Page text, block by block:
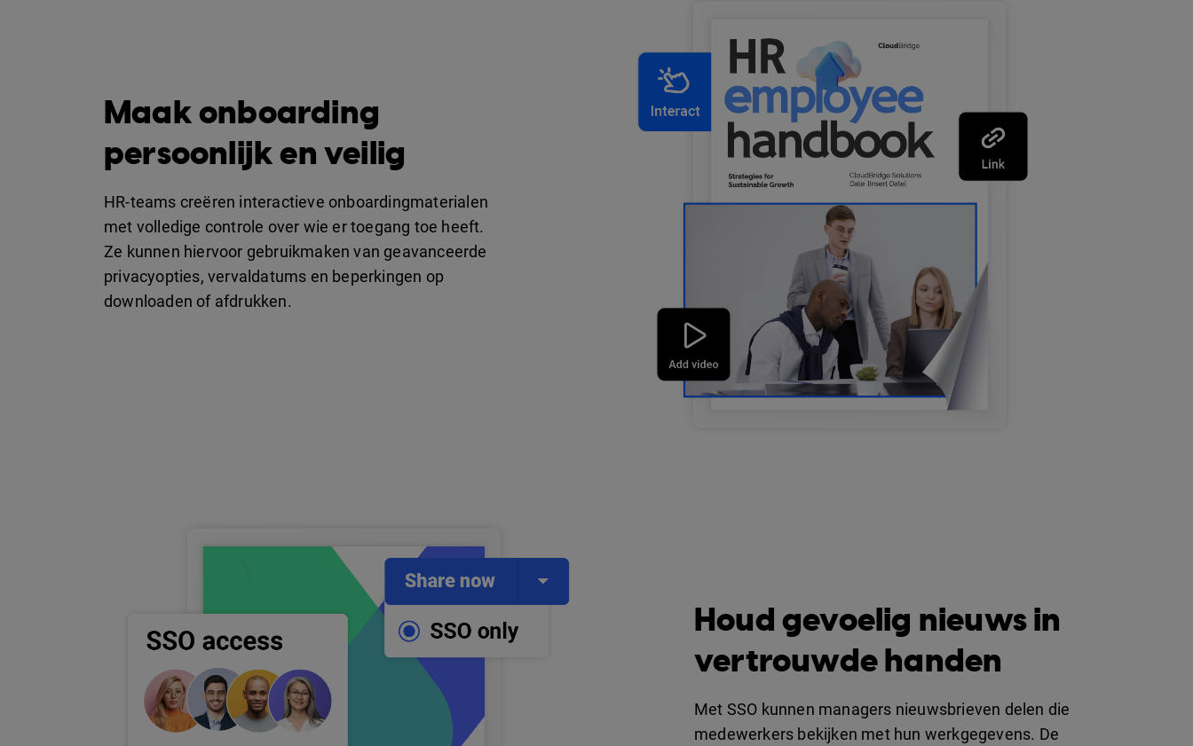
Maak onboarding
persoonlijk en veilig
HR-teams creëren interactieve onboardingmaterialen
met volledige controle over wie er toegang toe heeft.
Ze kunnen hiervoor gebruikmaken van geavanceerde
privacyopties, vervaldatums en beperkingen op
downloaden of afdrukken.
Houd gevoelig nieuws in
vertrouwde handen
Met SSO kunnen managers nieuwsbrieven delen die
medewerkers bekijken met hun werkgegevens. De